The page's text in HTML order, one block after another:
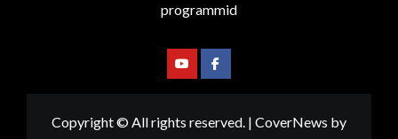
programmid
YoutubeFacebook
Copyright © All rights reserved. | CoverNews by